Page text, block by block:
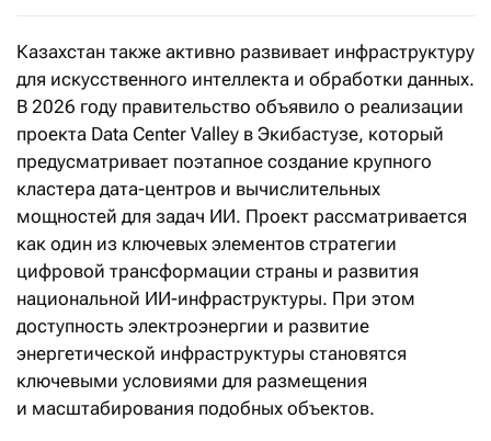
Казахстан также активно развивает инфраструктуру
для искусственного интеллекта и обработки данных.
В 2026 году правительство объявило о реализации
проекта Data Center Valley в Экибастузе, который
предусматривает поэтапное создание крупного
кластера дата-центров и вычислительных
мощностей для задач ИИ. Проект рассматривается
как один из ключевых элементов стратегии
цифровой трансформации страны и развития
национальной ИИ-инфраструктуры. При этом
доступность электроэнергии и развитие
энергетической инфраструктуры становятся
ключевыми условиями для размещения
и масштабирования подобных объектов.